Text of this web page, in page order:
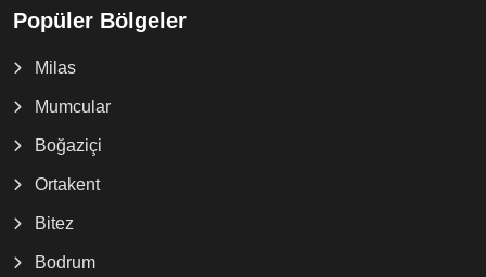
Popüler Bölgeler
Milas
Mumcular
Boğaziçi
Ortakent
Bitez
Bodrum